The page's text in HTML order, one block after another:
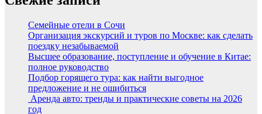
Семейные отели в Сочи
Организация экскурсий и туров по Москве: как сделать
поездку незабываемой
Высшее образование, поступление и обучение в Китае:
полное руководство
Подбор горящего тура: как найти выгодное
предложение и не ошибиться
Аренда авто: тренды и практические советы на 2026
год